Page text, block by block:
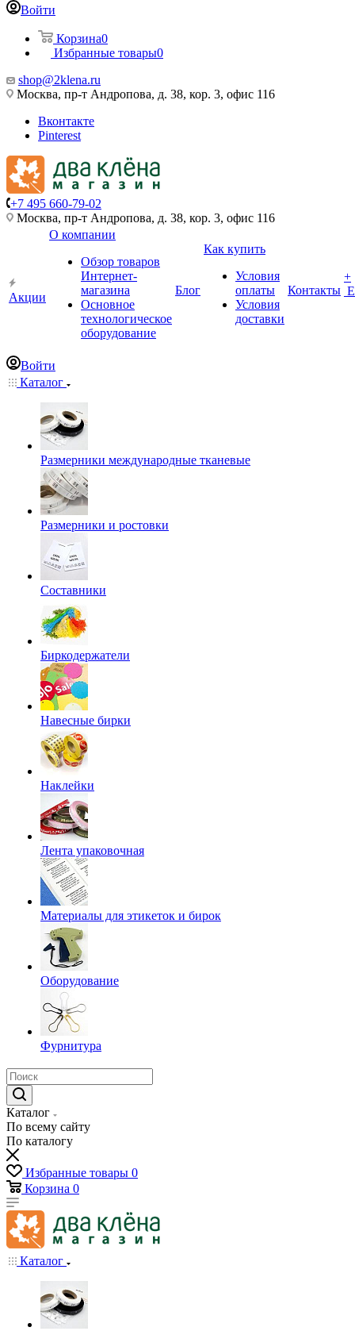
Войти
Корзина0
Избранные товары0
shop@2klena.ru
Москва, пр-т Андропова, д. 38, кор. 3, офис 116
Вконтакте
Pinterest
+7 495 660-79-02
Москва, пр-т Андропова, д. 38, кор. 3, офис 116
Акции
О компании
Обзор товаров
Интернет-
магазина
Основное
технологическое
оборудование
Блог
Как купить
Условия
оплаты
Условия
доставки
Контакты
+
Войти
Каталог
Размерники международные тканевые
Размерники и ростовки
Составники
Биркодержатели
Навесные бирки
Наклейки
Лента упаковочная
Материалы для этикеток и бирок
Оборудование
Фурнитура
Каталог
По всему сайту
По каталогу
Избранные товары 0
Корзина 0
Каталог